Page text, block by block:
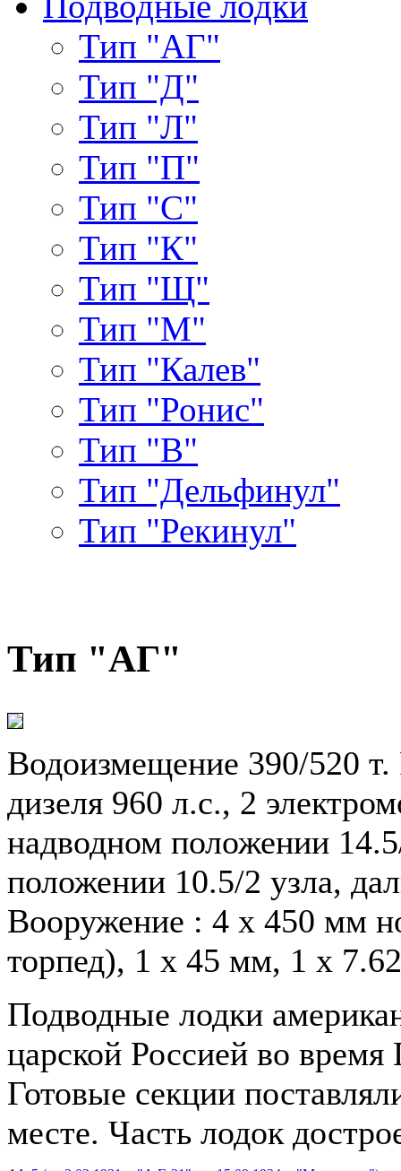
Тип "АГ"
Тип "Д"
Тип "Л"
Тип "П"
Тип "С"
Тип "К"
Тип "Щ"
Тип "М"
Тип "Калев"
Тип "Ронис"
Тип "В"
Тип "Дельфинул"
Тип "Рекинул"
Тип "АГ"
Водоизмещение 390/520
дизеля 960 л.с., 2
надводном положении
положении 10.5/2 узла,
Вооружение : 4 х 450 мм
торпед), 1 х 45 мм, 1 х
Подводные лодки
царской Россией во
Готовые секции
месте. Часть лодок